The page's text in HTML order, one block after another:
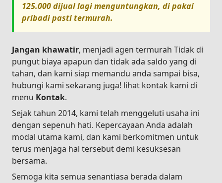
125.000dijual lagi menguntungkan, di pakai
pribadi pasti termurah.
Jangan khawatir, menjadi agen termurah Tidak di
pungut biaya apapun dan tidak ada saldo yang di
tahan, dan kami siap memandu anda sampai bisa,
hubungi kami sekarang juga! lihat kontak kami di
menu Kontak.
Sejak tahun 2014, kami telah menggeluti usaha ini
dengan sepenuh hati. Kepercayaan Anda adalah
modal utama kami, dan kami berkomitmen untuk
terus menjaga hal tersebut demi kesuksesan
bersama.
Semoga kita semua senantiasa berada dalam